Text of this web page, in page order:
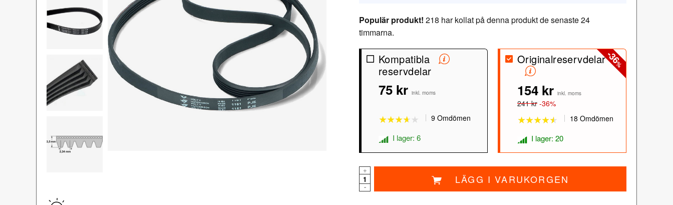
Populär produkt! 218 har kollat på denna produkt de senaste 24
timmarna.
Kompatibla
reservdelar
75 kr inkl. moms
★★★★★
★★★★★
9 Omdömen
I lager: 6
-36
%
Originalreservdelar
154 kr inkl. moms
241 kr -36%
18 Omdömen
I lager: 20
+
-
LÄGG I VARUKORGEN